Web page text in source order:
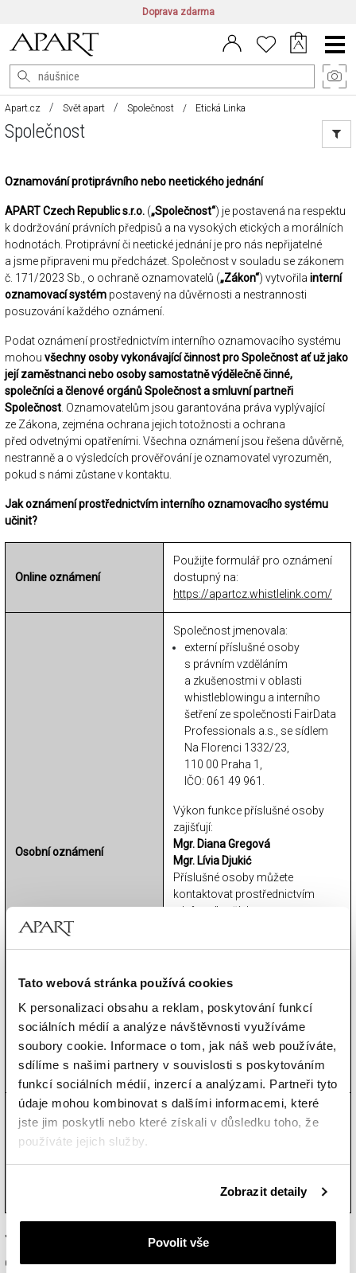
Tato webová stránka používá cookies
K personalizaci obsahu a reklam, poskytování funkcí
sociálních médií a analýze návštěvnosti využíváme
soubory cookie. Informace o tom, jak náš web používáte,
sdílíme s našimi partnery v souvislosti s poskytováním
funkcí sociálních médií, inzercí a analýzami. Partneři tyto
údaje mohou kombinovat s dalšími informacemi, které
jste jim poskytli nebo které získali v důsledku toho, že
používáte jejich služby.
Zásadách ochrany osobních údajů
Zobrazit detaily
Povolit vše
Doprava zdarma
CZ/CZK | EN/EUR PL/PLN
Main
Menu
Apart.cz Svět apart Společnost Etická Linka
Společnost
Oznamování protiprávního nebo neetického jednání
APART Czech Republic s.r.o. („Společnost“) je postavená na respektu
k dodržování právních předpisů a na vysokých etických a morálních
hodnotách. Protiprávní či neetické jednání je pro nás nepřijatelné
a jsme připraveni mu předcházet. Společnost v souladu se zákonem
č. 171/2023 Sb., o ochraně oznamovatelů („Zákon“) vytvořila interní
oznamovací systém postavený na důvěrnosti a nestrannosti
posuzování každého oznámení.
Podat oznámení prostřednictvím interního oznamovacího systému
mohou všechny osoby vykonávající činnost pro Společnost ať už jako
její zaměstnanci nebo osoby samostatně výdělečně činné,
společníci a členové orgánů Společnost a smluvní partneři
Společnost . Oznamovatelům jsou garantována práva vyplývající
ze Zákona, zejména ochrana jejich totožnosti a ochrana
před odvetnými opatřeními. Všechna oznámení jsou řešena důvěrně,
nestranně a o výsledcích prověřování je oznamovatel vyrozuměn,
pokud s námi zůstane v kontaktu.
Jak oznámení prostřednictvím interního oznamovacího systému
učinit?
Online oznámení
Použijte formulář pro oznámení
dostupný na:
https://apartcz.whistlelink.com/
Osobní oznámení
Společnost jmenovala:
externí příslušné osoby
s právním vzděláním
a zkušenostmi v oblasti
whistleblowingu a interního
šetření ze společnosti FairData
Professionals a.s., se sídlem
Na Florenci 1332/23,
110 00 Praha 1,
IČO: 061 49 961.
Výkon funkce příslušné osoby
zajišťují:
Mgr. Diana Gregová
Mgr. Lívia Djukić
Příslušné osoby můžete
kontaktovat prostřednictvím
telefonního čísla
schůzky pro osobní oznámení.
příslušnou osobu ze skupiny
Apart:
Sebastian Michał Bellitzay ,
sebastian.bellitzay@apart.pl
Externí oznamovací
Oznámení vymezená v Zákoně
lze učinit i prostřednictvím
https://oznamovatel.justice.cz.
Jak bude nakládáno s osobními údaji?
Osobní údaje jsou zpracovávány v souladu s právními předpisy